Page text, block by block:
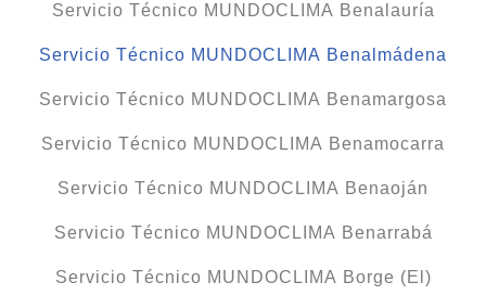
Servicio Técnico MUNDOCLIMA Benalauría
Servicio Técnico MUNDOCLIMA Benalmádena
Servicio Técnico MUNDOCLIMA Benamargosa
Servicio Técnico MUNDOCLIMA Benamocarra
Servicio Técnico MUNDOCLIMA Benaoján
Servicio Técnico MUNDOCLIMA Benarrabá
Servicio Técnico MUNDOCLIMA Borge (El)